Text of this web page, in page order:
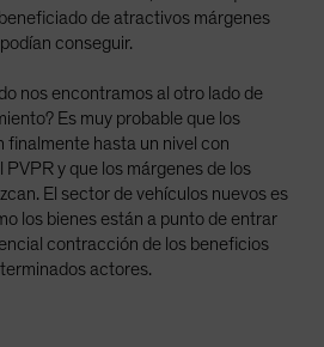
de atractivos márgenes
conseguir.
nos encontramos al otro lado de
Es muy probable que los
finalmente hasta un nivel con
y que los márgenes de los
El sector de vehículos nuevos es
los bienes están a punto de entrar
contracción de los beneficios
actores.